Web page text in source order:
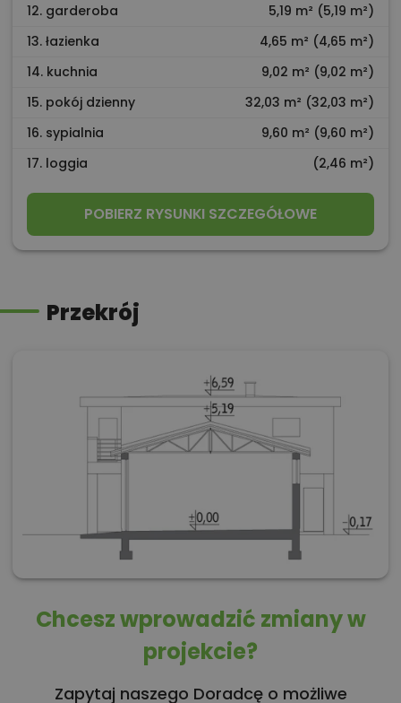
12. garderoba
5,19 m² (5,19 m²)
13. łazienka
4,65 m² (4,65 m²)
14. kuchnia
9,02 m² (9,02 m²)
15. pokój dzienny
32,03 m² (32,03 m²)
16. sypialnia
9,60 m² (9,60 m²)
17. loggia
(2,46 m²)
POBIERZ RYSUNKI SZCZEGÓŁOWE
Przekrój
Chcesz wprowadzić zmiany w
projekcie?
Zapytaj naszego Doradcę o możliwe